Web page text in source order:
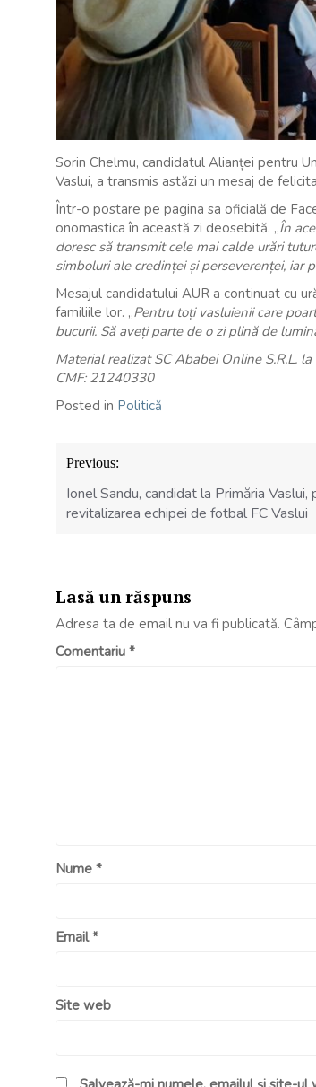
Sorin Chelmu, candidatul Alianței pentru
Vaslui, a transmis astăzi un mesaj de
Într-o postare pe pagina sa oficială de
onomastica în această zi deosebită. „În
doresc să transmit cele mai calde urări
simboluri ale credinței și perseverenței, iar
Mesajul candidatului AUR a continuat cu
familiile lor. „Pentru toți vasluienii care
bucurii. Să aveți parte de o zi plină de
Material realizat SC Ababei Online S.R.L.
CMF: 21240330
Posted in Politică
Navigare
în
articole
Previous:
Ionel Sandu, candidat la Primăria Vaslui,
revitalizarea echipei de fotbal FC Vaslui
Lasă un răspuns
Adresa ta de email nu va fi publicată.
Comentariu *
Nume *
Email*
Site web